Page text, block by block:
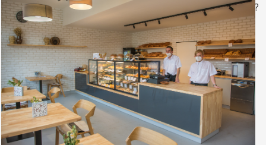
vynikající točenou zmrzlinu?